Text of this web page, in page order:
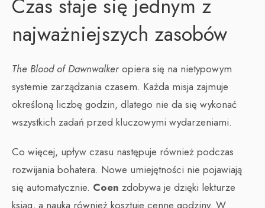
Czas staje się jednym z
najważniejszych zasobów
The Blood of Dawnwalkeropiera się na nietypowym
systemie zarządzania czasem. Każda misja zajmuje
określoną liczbę godzin, dlatego nie da się wykonać
wszystkich zadań przed kluczowymi wydarzeniami.
Co więcej, upływ czasu następuje również podczas
rozwijania bohatera. Nowe umiejętności nie pojawiają
się automatycznie. Coen zdobywa je dzięki lekturze
ksiąg, a nauka również kosztuje cenne godziny. W